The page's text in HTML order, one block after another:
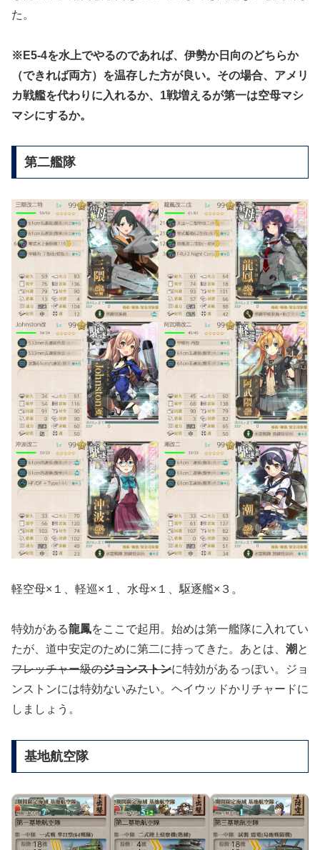
た。
※E5-4を水上でやるのであれば、伊勢か日向のどちらか
（できれば両方）を温存した方が良い。その場合、アメリ
カ戦艦を代わりに入れるか、1戦増えるが第一は空母マシ
マシにするか。
第二艦隊
軽空母×１、軽巡×１、水母×１、駆逐艦×３。
特効がある龍鳳をここで起用。始めは第一艦隊に入れてい
たが、道中安定のために第二に持ってきた。あとは、 潮 と
フレッチャー級のジョンストンに特効があるっぽい。ジョ
ンストンには特効ないみたい。ヘイウッドかリチャードに
しましょう。
基地航空隊